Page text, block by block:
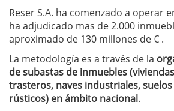
Reser S.A. ha comenzado a operar
ha adjudicado mas de 2.000
aproximado de 130 millones de € .
La metodología es a través de la
de subastas de inmuebles
trasteros, naves industriales,
rústicos) en ámbito nacional.